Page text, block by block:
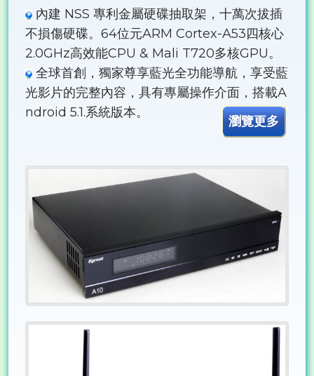
內建 NSS 專利金屬硬碟抽取架，十萬次拔插
不損傷硬碟。64位元ARM Cortex-A53四核心
2.0GHz高效能CPU & Mali T720多核GPU。
全球首創，獨家尊享藍光全功能導航，享受藍
光影片的完整內容，具有專屬操作介面，搭載A
ndroid 5.1.系統版本。
瀏覽更多